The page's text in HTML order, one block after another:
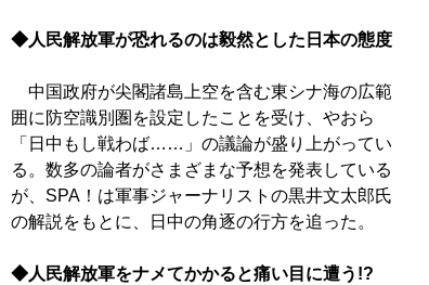
◆人民解放軍が恐れるのは毅然とした日本の態度
中国政府が尖閣諸島上空を含む東シナ海の広範
囲に防空識別圏を設定したことを受け、やおら
「日中もし戦わば……」の議論が盛り上がってい
る。数多の論者がさまざまな予想を発表している
が、SPA！は軍事ジャーナリストの黒井文太郎氏
の解説をもとに、日中の角逐の行方を追った。
◆人民解放軍をナメてかかると痛い目に遭う!?